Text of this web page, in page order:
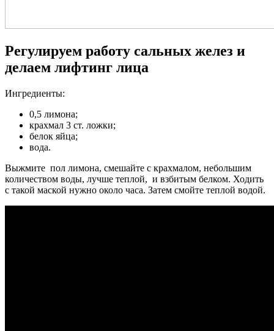
Регулируем работу сальных желез и
делаем лифтинг лица
Ингредиенты:
0,5 лимона;
крахмал 3 ст. ложки;
белок яйца;
вода.
Выжмите пол лимона, смешайте с крахмалом, небольшим
количеством воды, лучше теплой, и взбитым белком. Ходить
с такой маской нужно около часа. Затем смойте теплой водой.